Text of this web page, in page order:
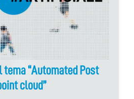
tema “Automated Post
cloud”